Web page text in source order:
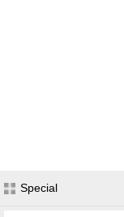
Special